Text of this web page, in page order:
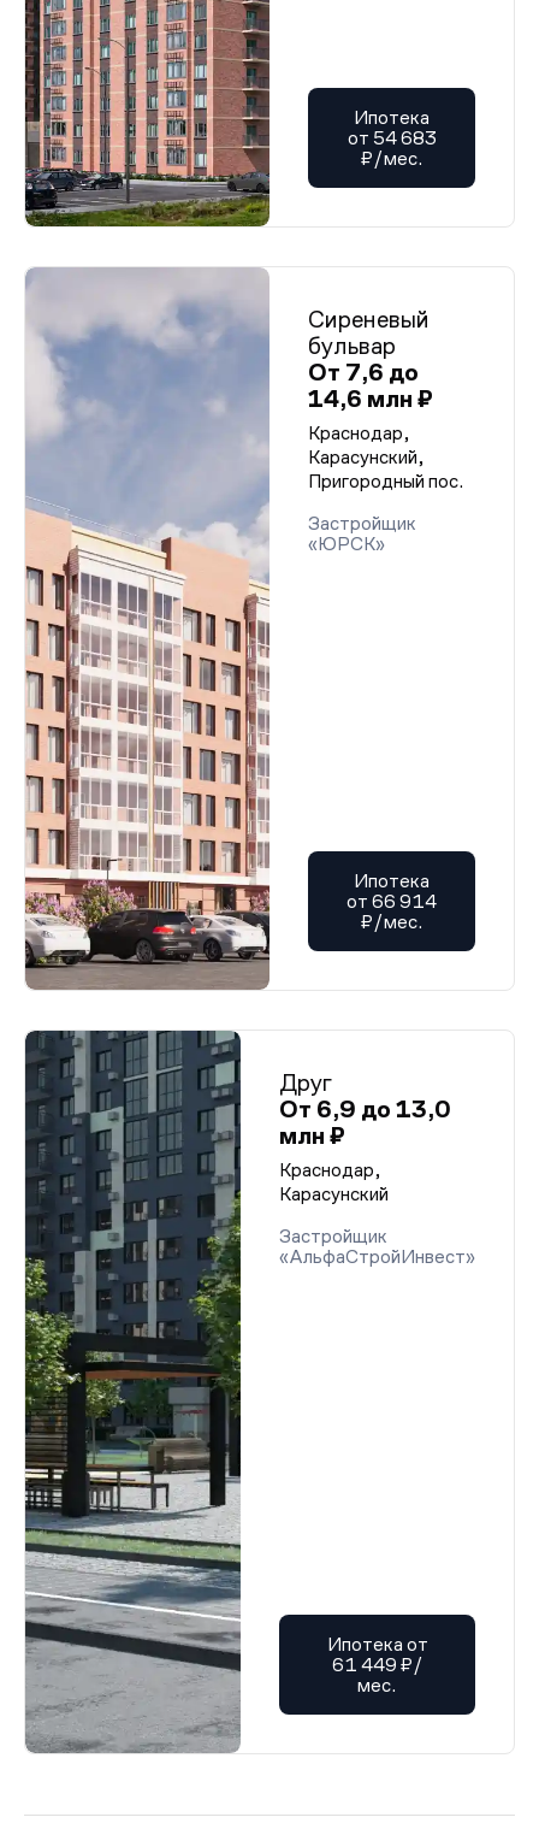
Ипотека
от 54 683
₽/мес.
Сиреневый
бульвар
От 7,6 до
14,6 млн ₽
Краснодар,
Карасунский,
Пригородный пос.
Застройщик
«ЮРСК»
Ипотека
от 66 914
₽/мес.
Друг
От 6,9 до 13,0
млн ₽
Краснодар,
Карасунский
Застройщик
«АльфаСтройИнвест»
Ипотека от
61 449 ₽/
мес.